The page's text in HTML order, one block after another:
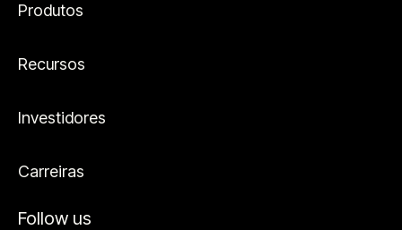
Produtos
Recursos
Investidores
Carreiras
Follow us